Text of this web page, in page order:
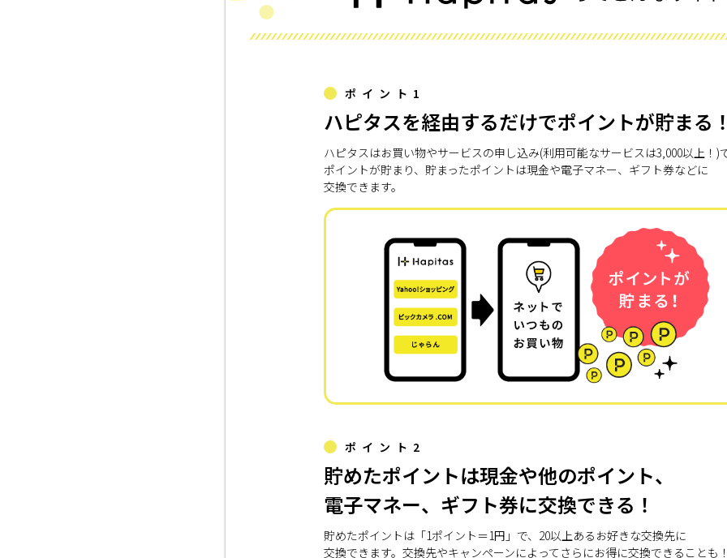
ポイント1
ハピタスを経由するだけでポイントが貯まる
ハピタスはお買い物やサービスの申し込み(利用可能なサービスは3,000以上！)
ポイントが貯まり、貯まったポイントは現金や電子マネー、ギフト券などに
交換できます。
ポイント2
貯めたポイントは現金や他のポイント、
電子マネー、ギフト券に交換できる！
貯めたポイントは「1ポイント＝1円」で、20以上あるお好きな交換先に
交換できます。交換先やキャンペーンによってさらにお得に交換できることも